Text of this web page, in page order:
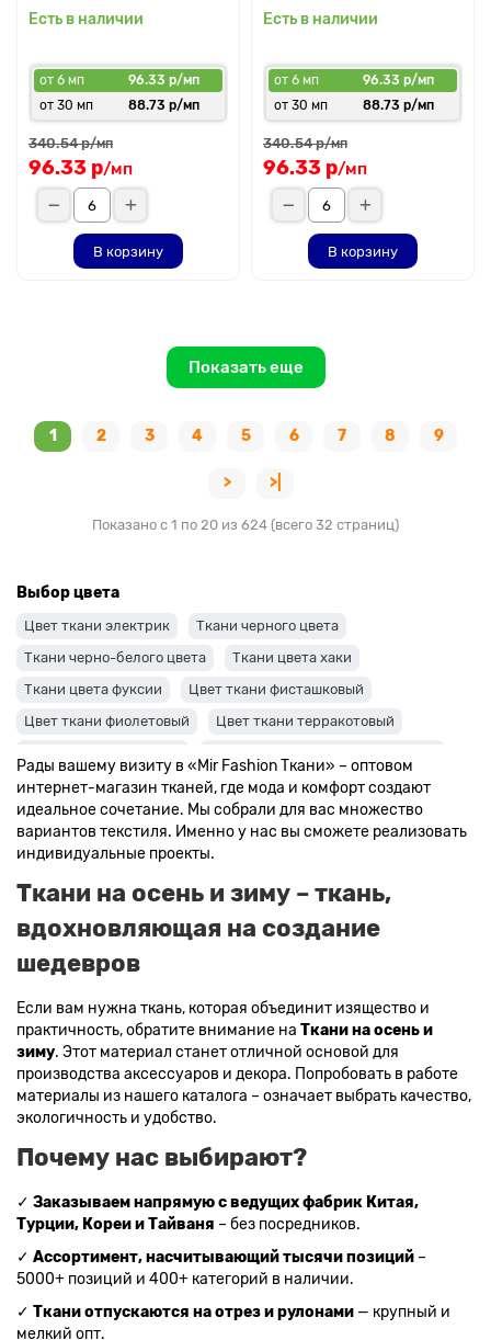
Есть в наличии
от 6 мп
96.33 р/мп
от 30 мп
88.73 р/мп
340.54 р/мп
96.33 р/мп
В корзину
Есть в наличии
от 6 мп
96.33 р/мп
от 30 мп
88.73 р/мп
340.54 р/мп
96.33 р/мп
В корзину
Показать еще
1 2 3 4 5 6 7 8 9
> >|
Показано с 1 по 20 из 624 (всего 32 страниц)
Выбор цвета
Цвет ткани электрик
Ткани черного цвета
Ткани черно-белого цвета
Ткани цвета хаки
Ткани цвета фуксии
Цвет ткани фисташковый
Цвет ткани фиолетовый
Цвет ткани терракотовый
Цвет ткани серый + оттенки: темные и светлые
Цвет ткани салатовый
Цвет ткани розовый
Ткани цвета пудра
Ткани персикового цвета
Ткани оранжевого цвета
Ткани лимонного цвета
Ткани красного цвета разных оттенков
Ткани кораллового цвета
Ткани цвета какао
Изумрудный цвет ткани
Ткани зеленого цвета
Ткани желтого цвета
Ткани цвета индиго
Цвет ткани бордовый
Купить ткань белого цвета
Рады вашему визиту в «Mir Fashion Ткани» – оптовом
интернет-магазин тканей, где мода и комфорт создают
идеальное сочетание. Мы собрали для вас множество
вариантов текстиля. Именно у нас вы сможете реализовать
индивидуальные проекты.
Ткани на осень и зиму – ткань,
вдохновляющая на создание
шедевров
Если вам нужна ткань, которая объединит изящество и
практичность, обратите внимание на Ткани на осень и
зиму. Этот материал станет отличной основой для
производства аксессуаров и декора. Попробовать в работе
материалы из нашего каталога – означает выбрать качество,
экологичность и удобство.
Почему нас выбирают?
✓ Заказываем напрямую с ведущих фабрик Китая,
Турции, Кореи и Тайваня – без посредников.
✓ Ассортимент, насчитывающий тысячи позиций –
5000+ позиций и 400+ категорий в наличии.
✓ Ткани отпускаются на отрез и рулонами — крупный и
мелкий опт.